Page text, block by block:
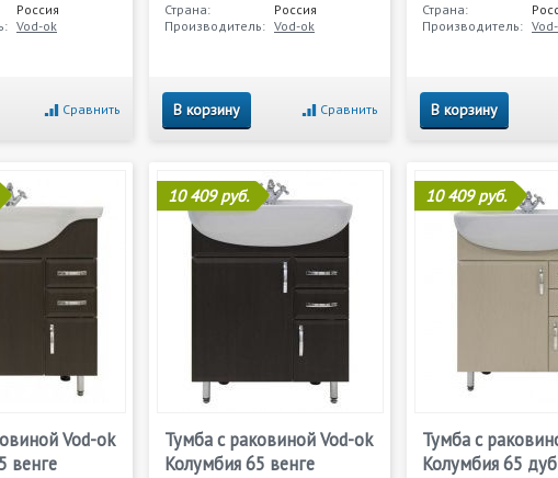
Россия
Vod-ok
Сравнить
Страна:
Россия
Производитель: Vod-ok
В корзину Сравнить
Страна:
Производитель:
В корзину
Vod-ok
венге
10 409 руб.
Тумба с раковиной Vod-ok
Колумбия 65 венге
10 409 руб.
Тумба с
Колумбия 65 дуб